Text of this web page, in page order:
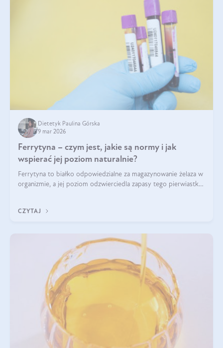
Dietetyk Paulina Górska
9 mar 2026
Ferrytyna – czym jest, jakie są normy i jak
wspierać jej poziom naturalnie?
Ferrytyna to białko odpowiedzialne za magazynowanie żelaza w
organizmie, a jej poziom odzwierciedla zapasy tego pierwiastka.
funkcjonowanie (
CZYTAJ